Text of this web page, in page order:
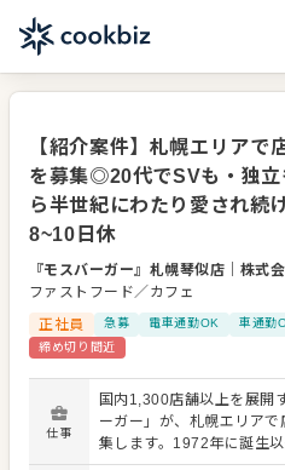
【紹介案件】札幌エリアで
を募集◎20代でSVも・独立
ら半世紀にわたり愛され続
8~10日休
『モスバーガー』札幌琴似店
株式
ファストフード／カフェ
正社員
急募 電車通勤OK 車通勤
締め切り間近
仕事
国内1,300店舗以上を展開
ーガー」が、札幌エリア
集します。1972年に誕生
ライスバーガー」など、